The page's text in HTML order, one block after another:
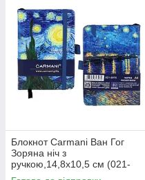
Блокнот Carmani Ван Гог
Зоряна ніч з
ручкою,14,8х10,5 см (021-
5075)